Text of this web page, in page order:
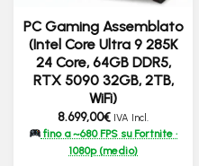
PC Gaming Assemblato
(Intel Core Ultra 9 285K
24 Core, 64GB DDR5,
RTX 5090 32GB, 2TB,
WiFi)
8.699,00€ IVA Incl.
fino a ~680 FPS su Fortnite ·
1080p (medio)